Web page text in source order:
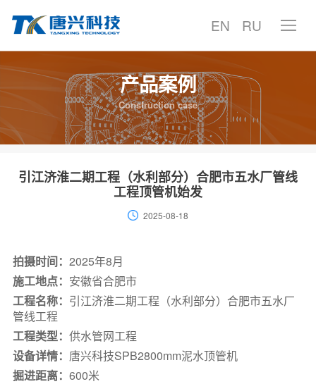
EN RU
产品中心
聚焦唐兴
关于唐兴
联系我们
产品案例
Construction case
引江济淮二期工程（水利部分）合肥市五水厂管线
工程顶管机始发
2025-08-18
拍摄时间： 2025年8月
施工地点： 安徽省合肥市
工程名称： 引江济淮二期工程（水利部分）合肥市五水厂
管线工程
工程类型： 供水管网工程
设备详情： 唐兴科技SPB2800mm泥水顶管机
掘进距离： 600米